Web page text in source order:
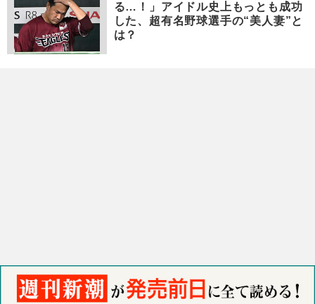
る…！」アイドル史上もっとも成功
した、超有名野球選手の“美人妻”と
は？